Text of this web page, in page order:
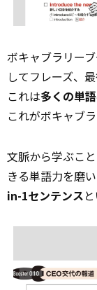
ボキャブラリー
してフレーズ、
これは多くの単
これがボキャブ
文脈から学ぶこ
きる単語力を磨
in-1センテンス